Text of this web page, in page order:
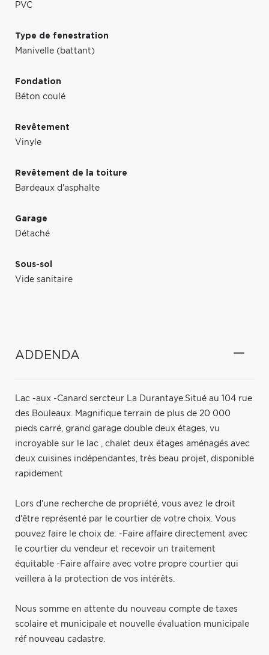
PVC
Type de fenestration
Manivelle (battant)
Fondation
Béton coulé
Revêtement
Vinyle
Revêtement de la toiture
Bardeaux d'asphalte
Garage
Détaché
Sous-sol
Vide sanitaire
ADDENDA
Lac -aux -Canard sercteur La Durantaye.Situé au 104 rue
des Bouleaux. Magnifique terrain de plus de 20 000
pieds carré, grand garage double deux étages, vu
incroyable sur le lac , chalet deux étages aménagés avec
deux cuisines indépendantes, très beau projet, disponible
rapidement
Lors d'une recherche de propriété, vous avez le droit
d'être représenté par le courtier de votre choix. Vous
pouvez faire le choix de: -Faire affaire directement avec
le courtier du vendeur et recevoir un traitement
équitable -Faire affaire avec votre propre courtier qui
veillera à la protection de vos intérêts.
Nous somme en attente du nouveau compte de taxes
scolaire et municipale et nouvelle évaluation municipale
réf nouveau cadastre.